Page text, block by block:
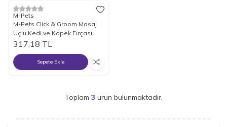
M-Pets
M-Pets Click & Groom Masaj
Uçlu Kedi ve Köpek Fırçası
Small 8 x 6,5 x 5 cm
317,18 TL
Sepete Ekle
Toplam 3 ürün bulunmaktadır.